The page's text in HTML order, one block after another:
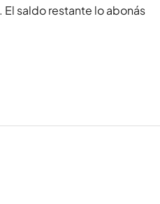
saldo restante lo abonás